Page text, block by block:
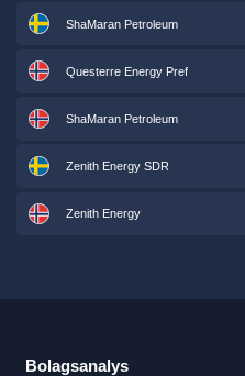
ShaMaran Petroleum
Questerre Energy Pref
ShaMaran Petroleum
Zenith Energy SDR
Zenith Energy
Bolagsanalys